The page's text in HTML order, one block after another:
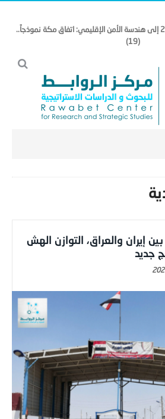
(من تداعيات أزمة شباط 2026 إلى هندسة الأمن الإقليمي: اتفاق مكة نموذجاً..
(19)
بين إيران والعراق، التوازن الهش
جديد